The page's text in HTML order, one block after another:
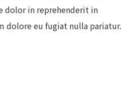
dolor in reprehenderit in
dolore eu fugiat nulla pariatur.